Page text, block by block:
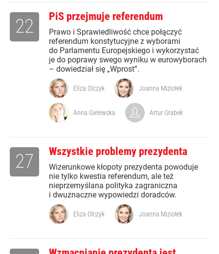
PiS przejmuje referendum
Prawo i Sprawiedliwość chce połączyć
referendum konstytucyjne z wyborami
do Parlamentu Europejskiego i wykorzystać
je do poprawy swego wyniku w eurowyborach
– dowiedział się „Wprost”.
22
Eliza Olczyk Joanna Miziołek
Anna Gielewska Artur Grabek
Wszystkie problemy prezydenta
Wizerunkowe kłopoty prezydenta powoduje
nie tylko kwestia referendum, ale też
nieprzemyślana polityka zagraniczna
i dwuznaczne wypowiedzi doradców.
27
Eliza Olczyk Joanna Miziołek